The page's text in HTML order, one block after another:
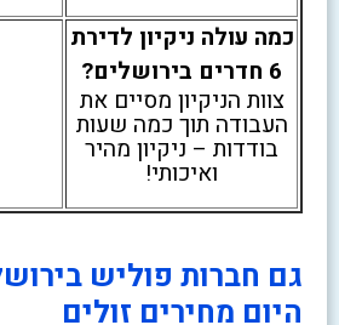
כמה עולה ניקיון לדירת
6 חדרים בירושלים?
צוות הניקיון מסיים את
העבודה תוך כמה שעות
בודדות – ניקיון מהיר
ואיכותי!
גם חברות פוליש
היום מחירים זולים